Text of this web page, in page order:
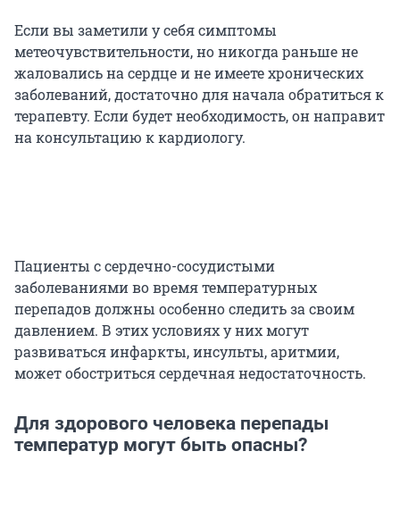
Если вы заметили у себя симптомы
метеочувствительности, но никогда раньше не
жаловались на сердце и не имеете хронических
заболеваний, достаточно для начала обратиться к
терапевту. Если будет необходимость, он направит
на консультацию к кардиологу.
Пациенты с сердечно-сосудистыми
заболеваниями во время температурных
перепадов должны особенно следить за своим
давлением. В этих условиях у них могут
развиваться инфаркты, инсульты, аритмии,
может обостриться сердечная недостаточность.
Для здорового человека перепады
температур могут быть опасны?